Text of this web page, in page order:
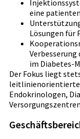
eine
Lösungen für
im Diabetes-
Der Fokus liegt
Endokrinologen,